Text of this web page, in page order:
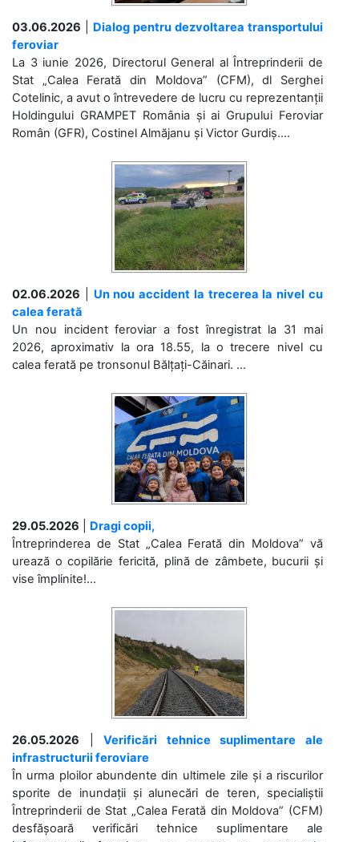
03.06.2026
Dialog pentru dezvoltarea transportului
feroviar
La 3 iunie 2026, Directorul General al Întreprinderii de
Stat „Calea Ferată din Moldova” (CFM), dl Serghei
Cotelinic, a avut o întrevedere de lucru cu reprezentanții
Holdingului GRAMPET România și ai Grupului Feroviar
Român (GFR), Costinel Almăjanu și Victor Gurdiș....
02.06.2026
Un nou accident la trecerea la nivel cu
calea ferată
Un nou incident feroviar a fost înregistrat la 31 mai
2026, aproximativ la ora 18.55, la o trecere nivel cu
calea ferată pe tronsonul Bălțați-Căinari. ...
29.05.2026
Dragi copii,
Întreprinderea de Stat „Calea Ferată din Moldova” vă
urează o copilărie fericită, plină de zâmbete, bucurii și
vise împlinite!...
26.05.2026 |Verificări tehnice suplimentare ale
infrastructurii feroviare
În urma ploilor abundente din ultimele zile și a riscurilor
sporite de inundații și alunecări de teren, specialiștii
Întreprinderii de Stat „Calea Ferată din Moldova” (CFM)
desfășoară verificări tehnice suplimentare ale